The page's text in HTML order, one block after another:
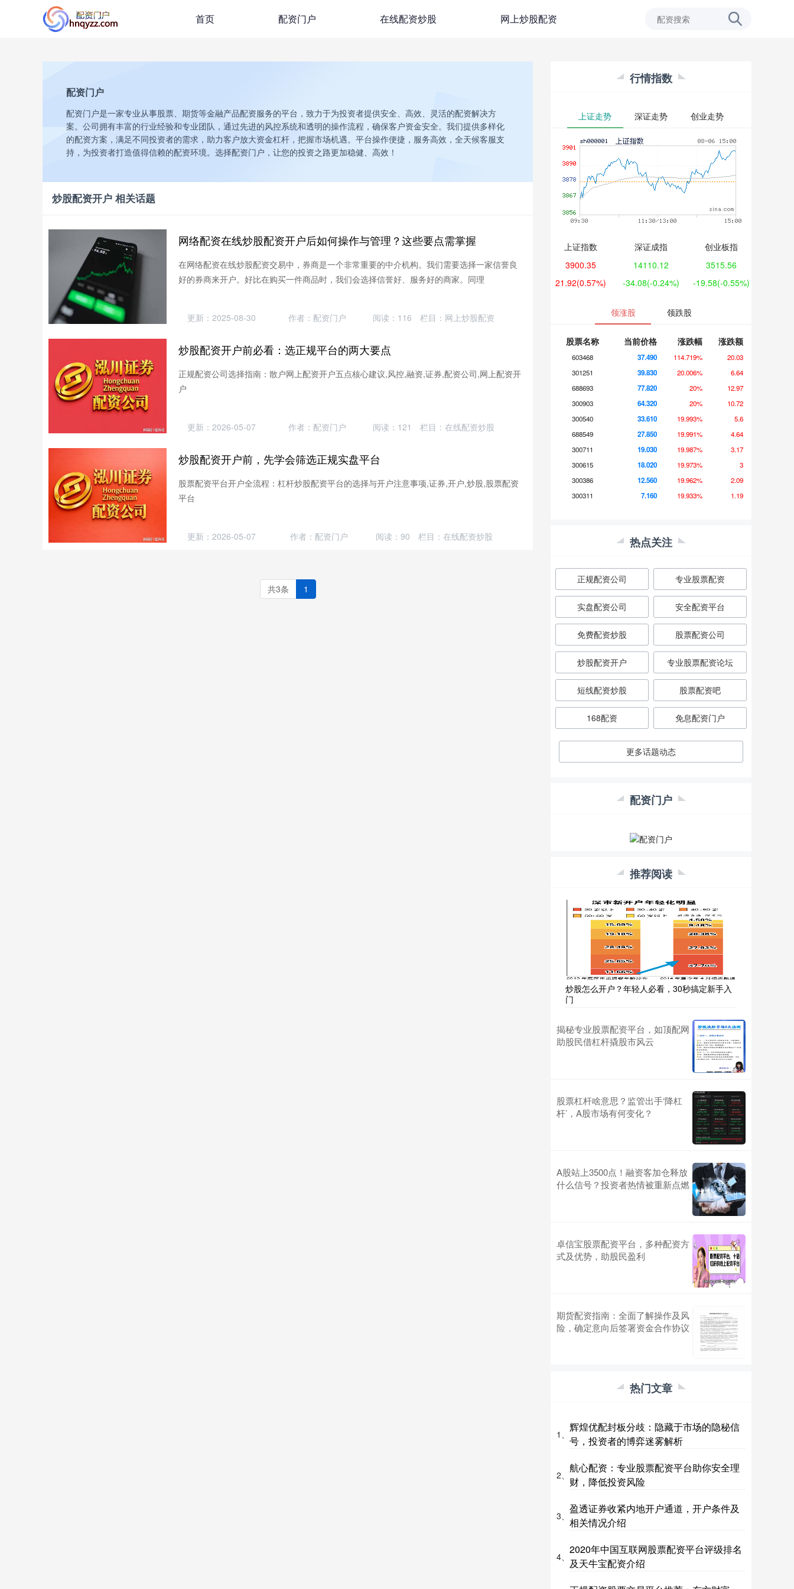
首页 配资门户 在线配资炒股 网上炒股配资
配资门户
配资门户是一家专业从事股票、期货等金融产品配资服务的平台，致力于为投资者提供安全、高效、灵活的配资解决方
案。公司拥有丰富的行业经验和专业团队，通过先进的风控系统和透明的操作流程，确保客户资金安全。我们提供多样化
的配资方案，满足不同投资者的需求，助力客户放大资金杠杆，把握市场机遇。平台操作便捷，服务高效，全天候客服支
持，为投资者打造值得信赖的配资环境。选择配资门户，让您的投资之路更加稳健、高效！
炒股配资开户 相关话题
网络配资在线炒股配资开户后如何操作与管理？这些要点需掌握
在网络配资在线炒股配资交易中，券商是一个非常重要的中介机构。我们需要选择一家信誉良
好的券商来开户。好比在购买一件商品时，我们会选择信誉好、服务好的商家。同理
更新：2025-08-30 作者：配资门户 阅读： 116 栏目： 网上炒股配资
炒股配资开户前必看：选正规平台的两大要点
正规配资公司选择指南：散户网上配资开户五点核心建议,风控,融资,证券,配资公司,网上配资开
户
更新：2026-05-07 作者：配资门户 阅读： 121 栏目： 在线配资炒股
炒股配资开户前，先学会筛选正规实盘平台
股票配资平台开户全流程：杠杆炒股配资平台的选择与开户注意事项,证券,开户,炒股,股票配资
平台
更新：2026-05-07 作者：配资门户 阅读：90 栏目：在线配资炒股
共3条 1
行情指数
上证走势 深证走势 创业走势
上证指数
3900.35
21.92(0.57%)
深证成指
14110.12
-34.08(-0.24%)
创业板指
3515.56
-19.58(-0.55%)
领涨股 领跌股
股票名称 当前价格 涨跌幅 涨跌额
603468 37.490 114.719%
20.03
301251
39.830 20.006%
6.64
688693
77.820 20%
12.97
300903
64.320 20%
10.72
300540
33.610 19.993%
5.6
688549
27.850 19.991%
4.64
300711
19.030 19.987%
3.17
300615
18.020 19.973%
3
300386
12.560 19.962%
2.09
300311
7.160 19.933% 1.19
热点关注
正规配资公司 专业股票配资
实盘配资公司 安全配资平台
免费配资炒股 股票配资公司
炒股配资开户 专业股票配资论坛
短线配资炒股 股票配资吧
168配资 免息配资门户
更多话题动态
配资门户
推荐阅读
炒股怎么开户？年轻人必看，30秒搞定新手入
门
揭秘专业股票配资平台，如顶配网
助股民借杠杆撬股市风云
股票杠杆啥意思？监管出手‘降杠
杆’，A股市场有何变化？
A股站上3500点！融资客加仓释放
什么信号？投资者热情被重新点燃
卓信宝股票配资平台，多种配资方
式及优势，助股民盈利
期货配资指南：全面了解操作及风
险，确定意向后签署资金合作协议
热门文章
1、
辉煌优配封板分歧：隐藏于市场的隐秘信
号，投资者的博弈迷雾解析
2、
航心配资：专业股票配资平台助你安全理
财，降低投资风险
3、
盈透证券收紧内地开户通道，开户条件及
相关情况介绍
4、
2020年中国互联网股票配资平台评级排名
及天牛宝配资介绍